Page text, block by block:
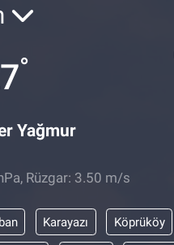
°
Yağmur
Rüzgar: 3.50 m/s
Karayazı Köprüköy